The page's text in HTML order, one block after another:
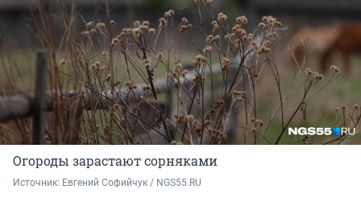
Огороды зарастают сорняками
Источник: Евгений Софийчук / NGS55.RU